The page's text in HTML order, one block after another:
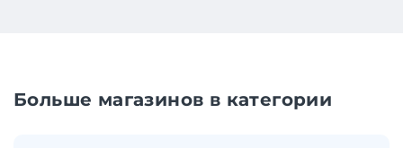
Больше магазинов в категории